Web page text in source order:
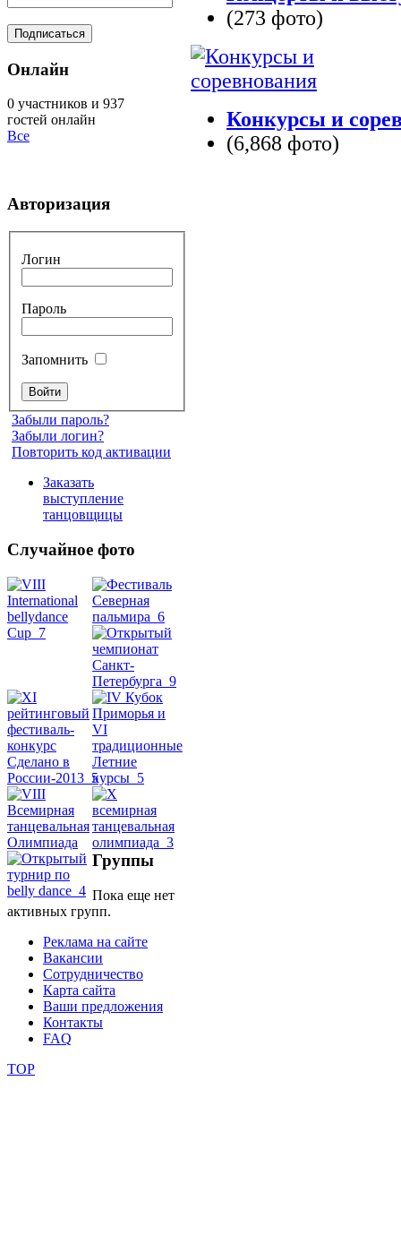
(273 фото)
Конкурсы и
(6,868 фото)
Онлайн
0 участников и 937
гостей онлайн
Все
Авторизация
Логин
Пароль
Запомнить
Забыли пароль?
Забыли логин?
Повторить код активации
Заказать
выступление
танцовщицы
Случайное фото
уроки
Группы
Пока еще нет
активных групп.
Реклама на сайте
Вакансии
Сотрудничество
Карта сайта
Ваши предложения
Контакты
FAQ
TOP